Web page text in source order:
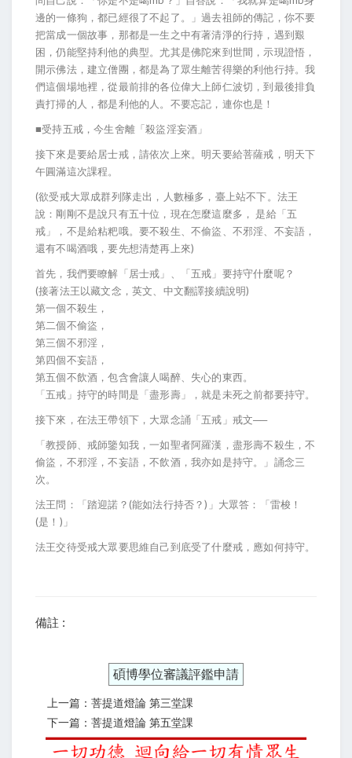
邊的一條狗，都已經很了不起了。」過去祖師的傳記，你不要
把當成一個故事，那都是一生之中有著清淨的行持，遇到艱
困，仍能堅持利他的典型。尤其是佛陀來到世間，示現證悟，
開示佛法，建立僧團，都是為了眾生離苦得樂的利他行持。我
們這個場地裡，從最前排的各位偉大上師仁波切，到最後排負
責打掃的人，都是利他的人。不要忘記，連你也是！
■受持五戒，今生舍離「殺盜淫妄酒」
接下來是要給居士戒，請依次上來。明天要給菩薩戒，明天下
午圓滿這次課程。
(欲受戒大眾成群列隊走出，人數極多，臺上站不下。法王
說：剛剛不是說只有五十位，現在怎麼這麼多， 是給「五
戒」，不是給粘粑哦。要不殺生、不偷盜、不邪淫、不妄語，
還有不喝酒哦，要先想清楚再上來)
首先，我們要瞭解「居士戒」、「五戒」要持守什麼呢？
(接著法王以藏文念，英文、中文翻譯接續說明)
第一個不殺生，
第二個不偷盜，
第三個不邪淫，
第四個不妄語，
第五個不飲酒，包含會讓人喝醉、失心的東西。
「五戒」持守的時間是「盡形壽」，就是未死之前都要持守。
接下來，在法王帶領下，大眾念誦「五戒」戒文──
「教授師、戒師鑒知我，一如聖者阿羅漢，盡形壽不殺生，不
偷盜，不邪淫，不妄語，不飲酒，我亦如是持守。」誦念三
次。
法王問：「踏迎諾？(能如法行持否？)」大眾答：「雷梭！
(是！)」
法王交待受戒大眾要思維自己到底受了什麼戒，應如何持守。
備註 :
碩博學位審議評鑑申請
上一篇：菩提道燈論 第三堂課
下一篇：菩提道燈論 第五堂課